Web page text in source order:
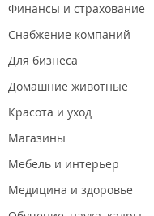
Финансы и страхование
Снабжение компаний
Для бизнеса
Домашние животные
Красота и уход
Магазины
Мебель и интерьер
Медицина и здоровье